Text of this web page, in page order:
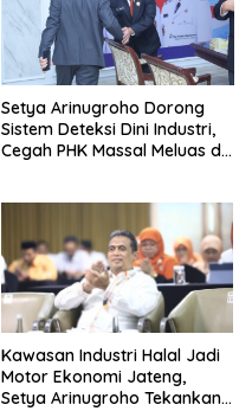
Setya Arinugroho Dorong
Sistem Deteksi Dini Industri,
Cegah PHK Massal Meluas di
Kawasan Industri Halal Jadi
Motor Ekonomi Jateng,
Setya Arinugroho Tekankan